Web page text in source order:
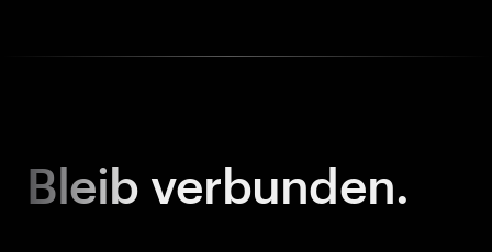
Bleib verbunden.